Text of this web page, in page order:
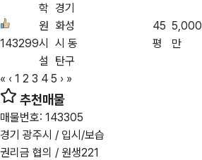
143299
학
원
시
설
경기
화성
시 동
탄구
45
평
5,000
만
« ‹ 1 2 3 4 5 › »
추천매물
매물번호: 143305
경기 광주시 / 입시/보습
권리금 협의 / 원생221